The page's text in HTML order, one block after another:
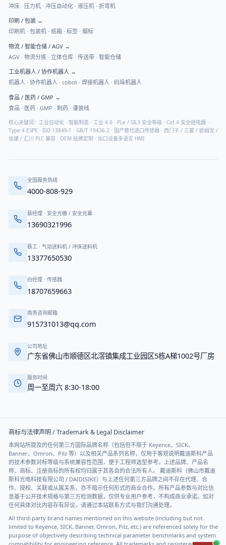
冲床 · 压力机 · 冲压自动化 · 液压机 · 折弯机
印刷 / 包装→
印刷机 · 包装机 · 纸箱 · 标签 · 烟标
物流 / 智能仓储 / AGV→
AGV · 物流分拣 · 立体仓库 · 传送带 · 智能仓储
工业机器人 / 协作机器人→
机器人 · 协作机器人 · cobot · 焊接机器人 · 码垛机器人
食品 / 医药 / GMP →
食品 · 医药 · GMP · 制药 · 灌装线
核心关键词：工业自动化 · 智能制造 · 工业 4.0 · PLe / SIL3 安全等级 · Cat.4 安全继电器 ·
Type 4 ESPE · ISO 13849-1 · GB/T 19436.2 · 国产替代进口传感器 · 西门子 / 三菱 / 欧姆龙 /
信捷 / 汇川 PLC 兼容 · OEM 贴牌定制 · 出口设备多语言 HMI
全国服务热线
4000-808-929
蔡经理· 安全光栅 / 安全光幕
13690321996
蔡工 · 气动送料机 / 冲床送料机
13377650530
白经理· 传感器
18707659663
商务咨询邮箱
915731013@qq.com
公司地址
广东省佛山市顺德区北滘镇集成工业园区5栋A梯1002号厂房
服务时间
周一至周六 8:30-18:00
商标与法律声明 / Trademark & Legal Disclaimer
本网站所提及的任何第三方国际品牌名称（包括但不限于 Keyence、SICK、
Banner、Omron、Pilz 等）以及相关产品系列名称，仅用于客观说明戴迪斯科产品
的技术参数对标等级与系统兼容性范围，便于工程师选型参考。上述品牌、产品名
称、商标、注册商标的所有权均归属于其各自的合法所有人。 戴迪斯科（佛山市戴迪
斯科光电科技有限公司 / DAIDISIKE）与上述任何第三方品牌之间不存在代理、合
作、授权、关联或从属关系，亦不暗示任何形式的商业合作。所有产品参数与对比信
息基于公开技术规格与第三方检测数据，仅供专业用户参考，不构成商业承诺。如对
任何具体对比内容存有异议，请通过本站联系方式与我们沟通处理。
All third-party brand names mentioned on this website (including but not
limited to Keyence, SICK, Banner, Omron, Pilz, etc.) are referenced solely for the
purpose of objectively describing technical parameter benchmarks and system